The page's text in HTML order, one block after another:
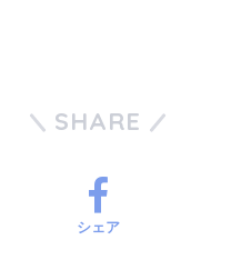
SHARE
シェア